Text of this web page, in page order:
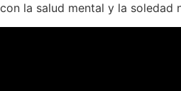
con la salud mental y la soledad